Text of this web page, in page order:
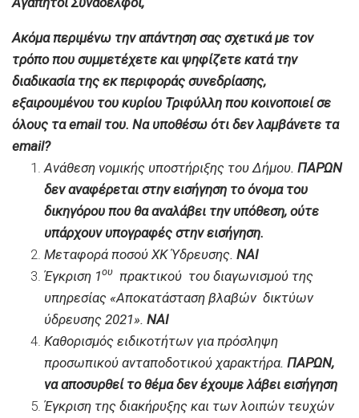
Ακόμα περιμένω την απάντηση σας σχετικά με τον
τρόπο που συμμετέχετε και ψηφίζετε κατά την
διαδικασία της εκ περιφοράς συνεδρίασης,
εξαιρουμένου του κυρίου Τριφύλλη που κοινοποιεί σε
όλους τα email του. Να υποθέσω ότι δεν λαμβάνετε τα
email?
Ανάθεση νομικής υποστήριξης του Δήμου. ΠΑΡΩΝ
δεν αναφέρεται στην εισήγηση το όνομα του
δικηγόρου που θα αναλάβει την υπόθεση, ούτε
υπάρχουν υπογραφές στην εισήγηση.
Μεταφορά ποσού ΧΚ Ύδρευσης. ΝΑΙ
Έγκριση 1ου πρακτικού του διαγωνισμού της
υπηρεσίας «Αποκατάσταση βλαβών δικτύων
ύδρευσης 2021». ΝΑΙ
Καθορισμός ειδικοτήτων για πρόσληψη
προσωπικού ανταποδοτικού χαρακτήρα. ΠΑΡΩΝ,
να αποσυρθεί το θέμα δεν έχουμε λάβει εισήγηση
Έγκριση της διακήρυξης και των λοιπών τευχών